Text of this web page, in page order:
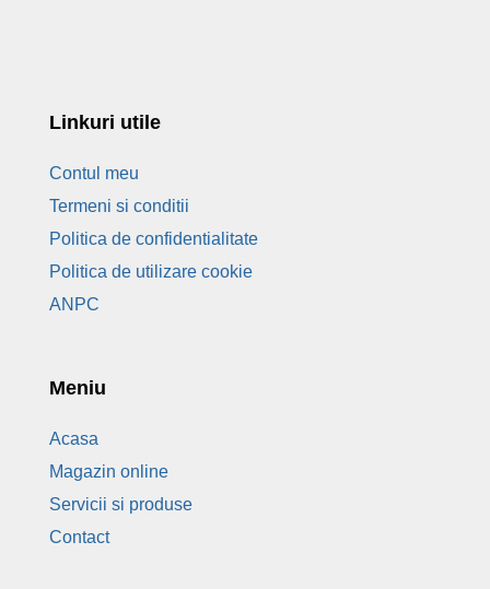
Linkuri utile
Contul meu
Termeni si conditii
Politica de confidentialitate
Politica de utilizare cookie
ANPC
Meniu
Acasa
Magazin online
Servicii si produse
Contact